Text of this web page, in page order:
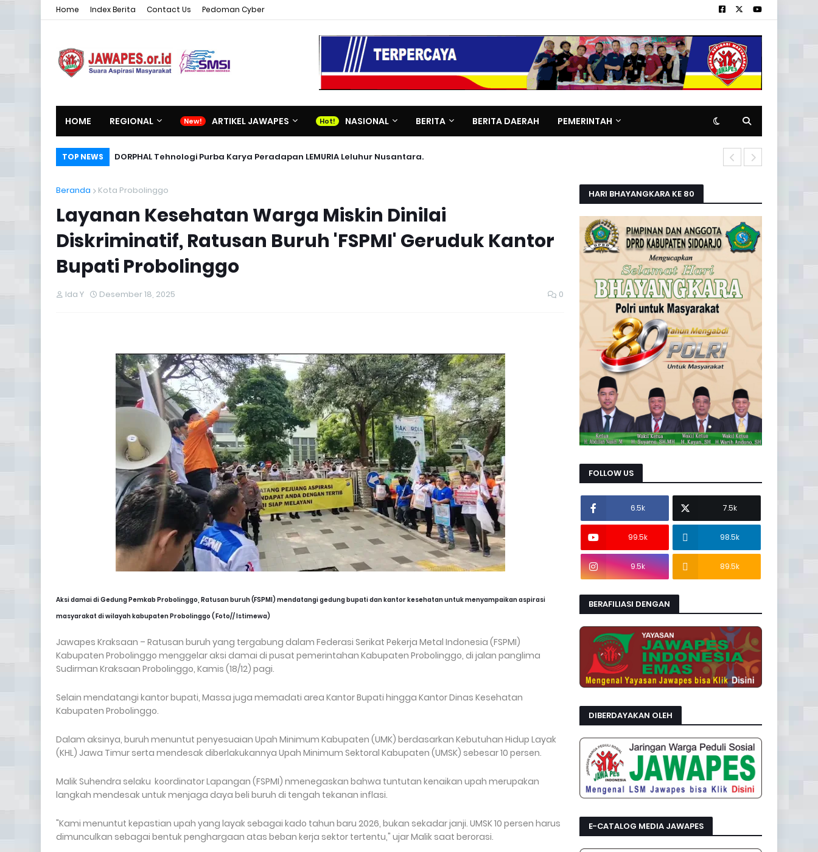
Home Index Berita Contact Us Pedoman Cyber
HOME REGIONAL ARTIKEL JAWAPES NASIONAL BERITA BERITA DAERAH PEMERINTAH
TOP NEWS DORPHAL Tehnologi Purba Karya Peradapan LEMURIA Leluhur Nusantara.
Beranda Kota Probolinggo
Layanan Kesehatan Warga Miskin Dinilai
Diskriminatif, Ratusan Buruh 'FSPMI' Geruduk Kantor
Bupati Probolinggo
Ida Y Desember 18, 2025 0
Aksi damai di Gedung Pemkab Probolinggo, Ratusan buruh (FSPMI) mendatangi gedung bupati dan kantor kesehatan untuk menyampaikan aspirasi
masyarakat di wilayah kabupaten Probolinggo ( Foto// Istimewa)
Jawapes Kraksaan – Ratusan buruh yang tergabung dalam Federasi Serikat Pekerja Metal Indonesia (FSPMI)
Kabupaten Probolinggo menggelar aksi damai di pusat pemerintahan Kabupaten Probolinggo, di jalan panglima
Sudirman Kraksaan Probolinggo, Kamis (18/12) pagi.
Selain mendatangi kantor bupati, Massa juga memadati area Kantor Bupati hingga Kantor Dinas Kesehatan
Kabupaten Probolinggo.
Dalam aksinya, buruh menuntut penyesuaian Upah Minimum Kabupaten (UMK) berdasarkan Kebutuhan Hidup Layak
(KHL) Jawa Timur serta mendesak diberlakukannya Upah Minimum Sektoral Kabupaten (UMSK) sebesar 10 persen.
Malik Suhendra selaku koordinator Lapangan (FSPMI) nmenegaskan bahwa tuntutan kenaikan upah merupakan
langkah mendesak untuk menjaga daya beli buruh di tengah tekanan inflasi.
"Kami menuntut kepastian upah yang layak sebagai kado tahun baru 2026, bukan sekadar janji. UMSK 10 persen harus
dimunculkan sebagai bentuk penghargaan atas beban kerja sektor tertentu," ujar Malik saat berorasi.
HARI BHAYANGKARA KE 80
FOLLOW US
6.5k 7.5k
99.5k 98.5k
9.5k 89.5k
BERAFILIASI DENGAN
DIBERDAYAKAN OLEH
E-CATALOG MEDIA JAWAPES